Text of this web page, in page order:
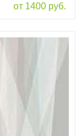
от 1400 руб.